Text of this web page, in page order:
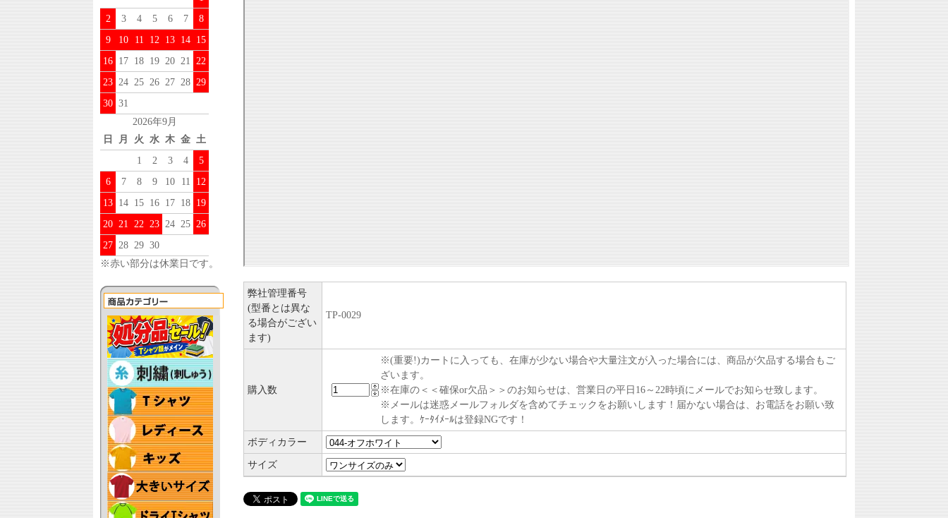
2
3 4 5 6 7
8
9
10 11 12 13 14 15
16 17 18 19 20 21 22
23 24 25 26 27 28 29
30 31
2026年9月
日
月 火 水 木 金 土
1
2 3 4
5
6
7 8 9 10 11
12
13 14 15 16 17 18 19
20 21 22 23 24 25 26
27 28 29 30
※赤い部分は休業日です。
弊社管理番号
(型番とは異な
る場合がござい
ます)
TP-0029
購入数
※(重要!)カートに入っても、在庫が少ない場合や大量注文が入った場合には、商品が欠品する場合もご
ざいます。
※在庫の＜＜確保or欠品＞＞のお知らせは、営業日の平日16～22時頃にメールでお知らせ致します。
※メールは迷惑メールフォルダを含めてチェックをお願いします！届かない場合は、お電話をお願い致
します。ｹｰﾀｲﾒｰﾙは登録NGです！
ボディカラー
サイズ